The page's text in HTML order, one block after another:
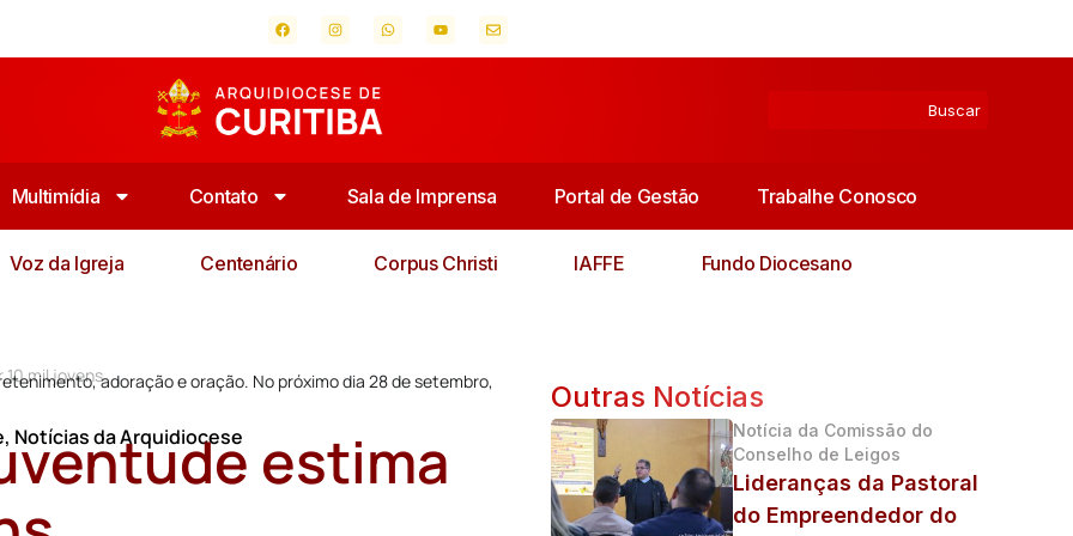
Multimídia Contato Sala de Imprensa Portal de Gestão Trabalhe Conosco
Voz da Igreja Centenário Corpus Christi IAFFE Fundo Diocesano
mil jovensadoração e oração. No próximo dia 28 de setembro,
, Notícias da Arquidiocese
estima
Outras Notícias
Notícia da Comissão do
Conselho de Leigos
Lideranças da Pastoral
do Empreendedor do